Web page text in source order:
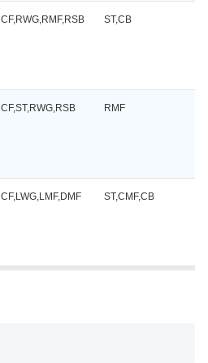
CF,RWG,RMF,RSB ST,CB
CF,ST,RWG,RSB RMF
CF,LWG,LMF,DMF ST,CMF,CB